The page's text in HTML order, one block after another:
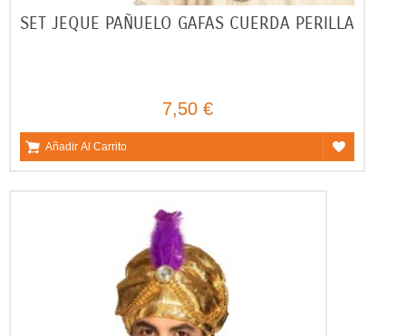
SET JEQUE PAÑUELO GAFAS CUERDA PERILLA
7,50 €
Añadir Al Carrito